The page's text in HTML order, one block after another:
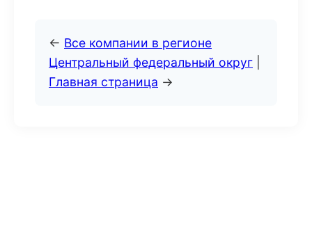
← Все компании в регионе
Центральный федеральный округ
Главная страница →